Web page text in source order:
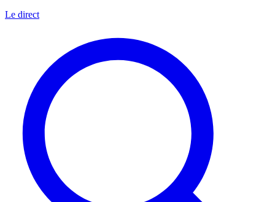
Le direct